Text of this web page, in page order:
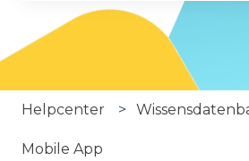
Es gibt keine Vorschläge,
Helpcenter
Mobile App